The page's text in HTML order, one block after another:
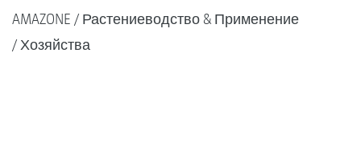
AMAZONE
Растениеводство & Применение
Хозяйства